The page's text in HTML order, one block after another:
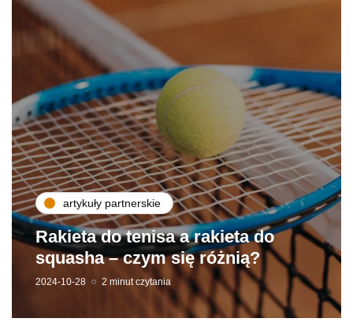
artykuły partnerskie
Rakieta do tenisa a rakieta do
squasha – czym się różnią?
2024-10-28 2 minut czytania